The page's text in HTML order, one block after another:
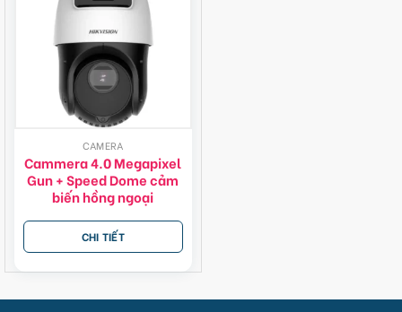
CAMERA
Cammera 4.0 Megapixel
Gun + Speed Dome cảm
biến hồng ngoại
CHI TIẾT